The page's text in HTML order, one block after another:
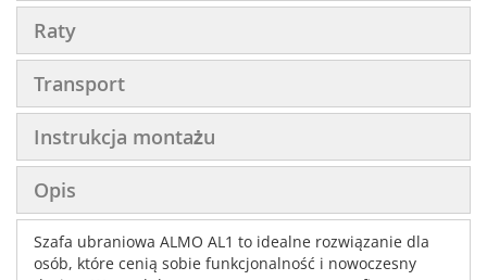
Raty
Transport
Instrukcja montażu
Opis
Szafa ubraniowa ALMO AL1 to idealne rozwiązanie dla
osób, które cenią sobie funkcjonalność i nowoczesny